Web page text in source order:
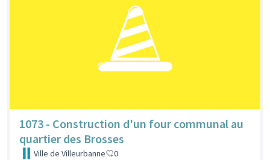
1073 - Construction d'un four communal au
quartier des Brosses
Ville de Villeurbanne 0